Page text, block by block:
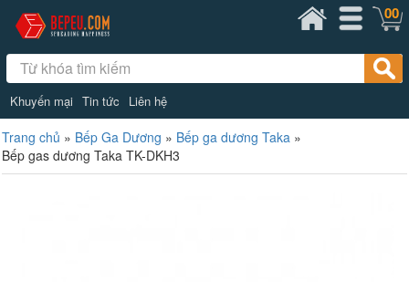
Khuyến mại Tin tức Liên hệ
00
Trang chủ » Bếp Ga Dương » Bếp ga dương Taka »
Bếp gas dương Taka TK-DKH3